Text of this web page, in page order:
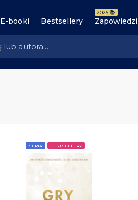
E-booki Bestsellery Zapowiedzi
2026 📚
SERIA BESTSELLERY